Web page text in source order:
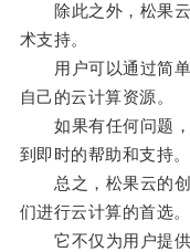
除此之外，松果云
术支持。
用户可以通过简单
自己的云计算资源。
如果有任何问题，
到即时的帮助和支持。
总之，松果云的创
们进行云计算的首选。
它不仅为用户提供